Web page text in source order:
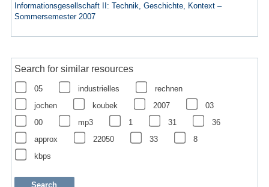
Informationsgesellschaft II: Technik, Geschichte, Kontext –
Sommersemester 2007
Search for similar resources
05 industrielles
rechnen
jochen
koubek 2007
03
00
mp3 1 31
36
approx
22050 33
8
kbps